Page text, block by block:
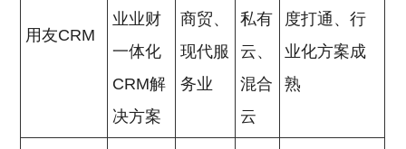
用友CRM
业业财
一体化
CRM解
决方案
商贸、
现代服
务业
私有
云、
混合
云
度打通、行
业化方案成
熟